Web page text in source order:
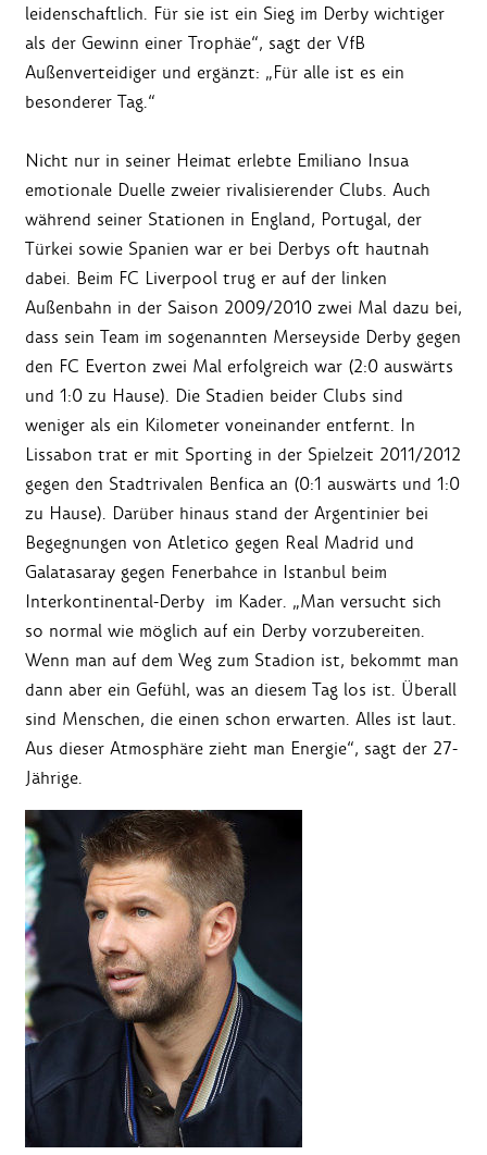
leidenschaftlich. Für sie ist ein Sieg im Derby wichtiger
als der Gewinn einer Trophäe“, sagt der VfB
Außenverteidiger und ergänzt: „Für alle ist es ein
besonderer Tag.“
Nicht nur in seiner Heimat erlebte Emiliano Insua
emotionale Duelle zweier rivalisierender Clubs. Auch
während seiner Stationen in England, Portugal, der
Türkei sowie Spanien war er bei Derbys oft hautnah
dabei. Beim FC Liverpool trug er auf der linken
Außenbahn in der Saison 2009/2010 zwei Mal dazu bei,
dass sein Team im sogenannten Merseyside Derby gegen
den FC Everton zwei Mal erfolgreich war (2:0 auswärts
und 1:0 zu Hause). Die Stadien beider Clubs sind
weniger als ein Kilometer voneinander entfernt. In
Lissabon trat er mit Sporting in der Spielzeit 2011/2012
gegen den Stadtrivalen Benfica an (0:1 auswärts und 1:0
zu Hause). Darüber hinaus stand der Argentinier bei
Begegnungen von Atletico gegen Real Madrid und
Galatasaray gegen Fenerbahce in Istanbul beim
Interkontinental-Derby im Kader. „Man versucht sich
so normal wie möglich auf ein Derby vorzubereiten.
Wenn man auf dem Weg zum Stadion ist, bekommt man
dann aber ein Gefühl, was an diesem Tag los ist. Überall
sind Menschen, die einen schon erwarten. Alles ist laut.
Aus dieser Atmosphäre zieht man Energie“, sagt der 27-
Jährige.